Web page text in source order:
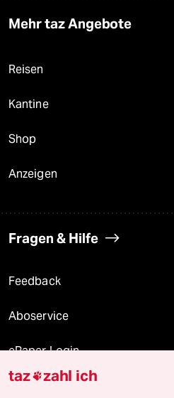
Mehr taz Angebote
Reisen
Kantine
Shop
Anzeigen
Fragen & Hilfe
Feedback
Aboservice
ePaper Login
Downloads für Abonnierende
taz zahl ich